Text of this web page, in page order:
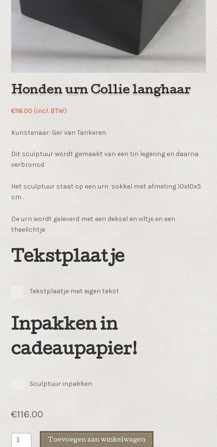
Honden urn Collie langhaar
€116.00 (incl. BTW)
Kunstenaar: Ger van Tankeren
Dit sculptuur wordt gemaakt van een tin legering en daarna
verbronsd.
Het sculptuur staat op een urn sokkel met afmeting 10x10x5
cm .
De urn wordt geleverd met een deksel en viltje en een
theelichtje
Tekstplaatje
Tekstplaatje met eigen tekst
Inpakken in
cadeaupapier!
Sculptuur inpakken
€116.00
Honden
Toevoegen aan winkelwagen